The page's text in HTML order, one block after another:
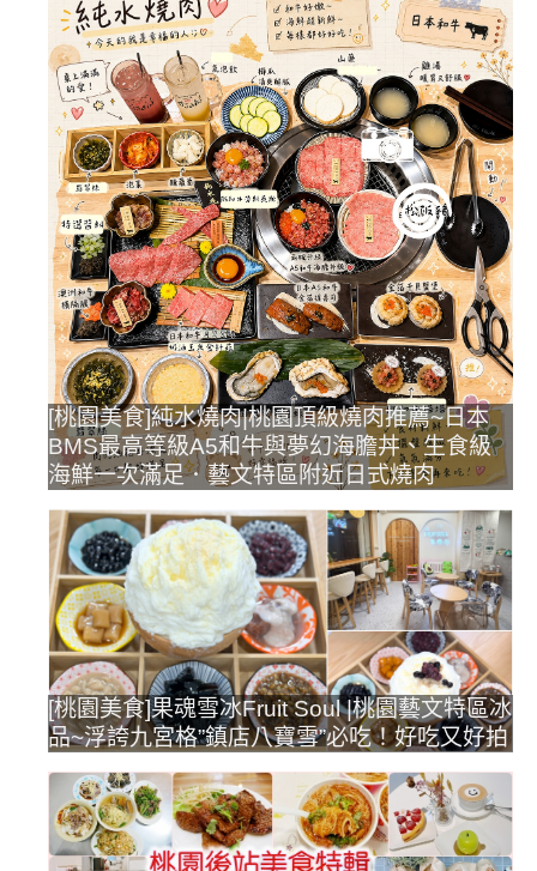
[桃園美食]純水燒肉|桃園頂級燒肉推薦~日本
BMS最高等級A5和牛與夢幻海膽丼、生食級
海鮮一次滿足．藝文特區附近日式燒肉
[桃園美食]果魂雪冰Fruit Soul |桃園藝文特區冰
品~浮誇九宮格”鎮店八寶雪”必吃！好吃又好拍